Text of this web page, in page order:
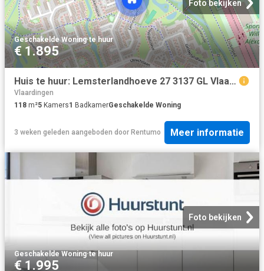
Foto bekijken
Geschakelde Woning·te huur
€ 1.895
Huis te huur: Lemsterlandhoeve 27 3137 GL Vlaardingen
Vlaardingen
118 m²5 Kamers1 BadkamerGeschakelde Woning
3 weken geleden aangeboden door Rentumo Meer informatie
Foto bekijken
Geschakelde Woning·te huur
€ 1.995